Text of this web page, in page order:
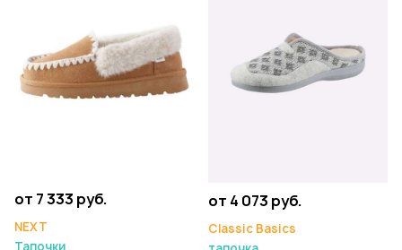
от 7 333 руб.
NEXT
Тапочки
от 4 073 руб.
Classic Basics